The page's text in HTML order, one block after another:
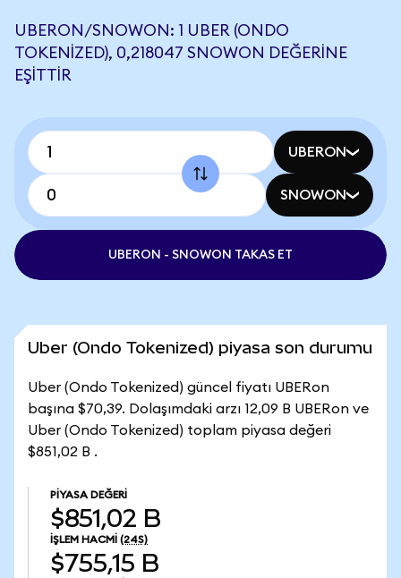
UBERON/SNOWON: 1 UBER (ONDO
TOKENIZED), 0,218047 SNOWON DEĞERINE
EŞITTIR
UBERON
SNOWON
UBERON - SNOWON TAKAS ET
Uber (Ondo Tokenized) piyasa son durumu
Uber (Ondo Tokenized) güncel fiyatı UBERon
başına $70,39. Dolaşımdaki arzı 12,09 B UBERon ve
Uber (Ondo Tokenized) toplam piyasa değeri
$851,02 B .
PIYASA DEĞERI
$851,02 B
İŞLEM HACMI (24S)
$755,15 B